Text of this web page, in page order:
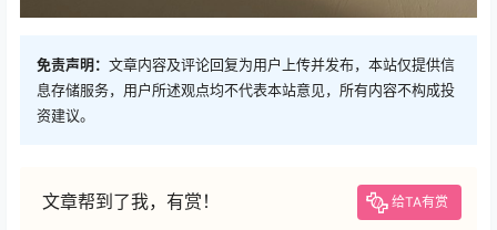
免责声明： 文章内容及评论回复为用户上传并发布，本站仅提供信
息存储服务，用户所述观点均不代表本站意见，所有内容不构成投
资建议。
文章帮到了我，有赏！ 给TA有赏